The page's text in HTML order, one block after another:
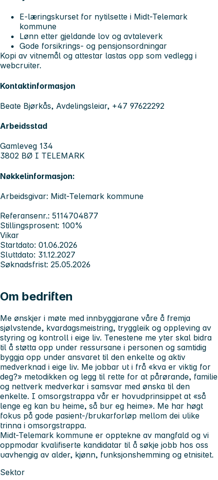
E-læringskurset for nytilsette i Midt-Telemark
kommune
Lønn etter gjeldande lov og avtaleverk
Gode forsikrings- og pensjonsordningar
Kopi av vitnemål og attestar lastas opp som vedlegg i
webcruiter.
Kontaktinformasjon
Beate Bjørkås, Avdelingsleiar, +47 97622292
Arbeidsstad
Gamleveg 134
3802 BØ I TELEMARK
Nøkkelinformasjon:
Arbeidsgivar: Midt-Telemark kommune
Referansenr.: 5114704877
Stillingsprosent: 100%
Vikar
Startdato: 01.06.2026
Sluttdato: 31.12.2027
Søknadsfrist: 25.05.2026
Om bedriften
Me ønskjer i møte med innbyggjarane våre å fremja
sjølvstende, kvardagsmeistring, tryggleik og oppleving av
styring og kontroll i eige liv. Tenestene me yter skal bidra
til å støtta opp under ressursane i personen og samtidig
byggja opp under ansvaret til den enkelte og aktiv
medverknad i eige liv. Me jobbar ut i frå «kva er viktig for
deg?» metodikken og legg til rette for at pårørande, familie
og nettverk medverkar i samsvar med ønska til den
enkelte. I omsorgstrappa vår er hovudprinsippet at «så
lenge eg kan bu heime, så bur eg heime». Me har høgt
fokus på gode pasient-/brukarforløp mellom dei ulike
trinna i omsorgstrappa.
Midt-Telemark kommune er opptekne av mangfald og vi
oppmodar kvalifiserte kandidatar til å søkje jobb hos oss
uavhengig av alder, kjønn, funksjonshemming og etnisitet.
Sektor